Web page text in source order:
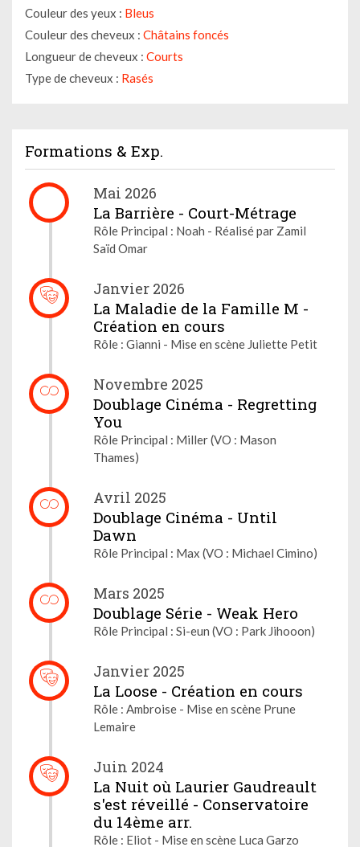
Couleur des yeux : Bleus
Couleur des cheveux : Châtains foncés
Longueur de cheveux : Courts
Type de cheveux : Rasés
Formations & Exp.
Mai 2026
La Barrière - Court-Métrage
Rôle Principal : Noah - Réalisé par Zamil
Saïd Omar
Janvier 2026
La Maladie de la Famille M -
Création en cours
Rôle : Gianni - Mise en scène Juliette Petit
Novembre 2025
Doublage Cinéma - Regretting
You
Rôle Principal : Miller (VO : Mason
Thames)
Avril 2025
Doublage Cinéma - Until
Dawn
Rôle Principal : Max (VO : Michael Cimino)
Mars 2025
Doublage Série - Weak Hero
Rôle Principal : Si-eun (VO : Park Jihooon)
Janvier 2025
La Loose - Création en cours
Rôle : Ambroise - Mise en scène Prune
Lemaire
Juin 2024
La Nuit où Laurier Gaudreault
s'est réveillé - Conservatoire
du 14ème arr.
Rôle : Eliot - Mise en scène Luca Garzo